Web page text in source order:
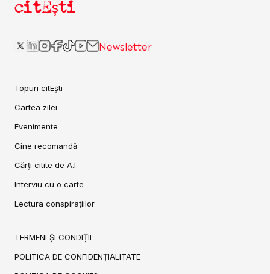
citEști
Newsletter
Topuri citEști
Cartea zilei
Evenimente
Cine recomandă
Cărți citite de A.I.
Interviu cu o carte
Lectura conspirațiilor
TERMENI ȘI CONDIȚII
POLITICA DE CONFIDENȚIALITATE